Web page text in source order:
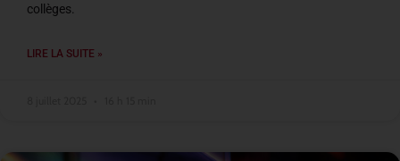
collèges.
LIRE LA SUITE »